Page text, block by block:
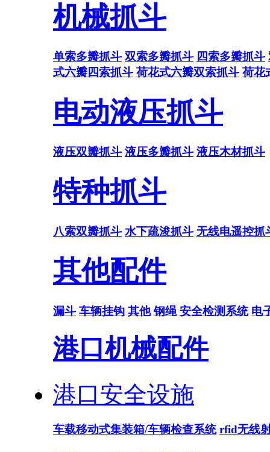
机械抓斗
单索多瓣抓斗 双索多瓣抓斗 四索多瓣抓斗
式六瓣四索抓斗 荷花式六瓣双索抓斗 荷花
电动液压抓斗
液压双瓣抓斗 液压多瓣抓斗 液压木材抓斗
特种抓斗
八索双瓣抓斗 水下疏浚抓斗 无线电遥控抓
其他配件
漏斗 车辆挂钩 其他 钢绳 安全检测系统 电
港口机械配件
港口安全设施
车载移动式集装箱/车辆检查系统 rfid无线